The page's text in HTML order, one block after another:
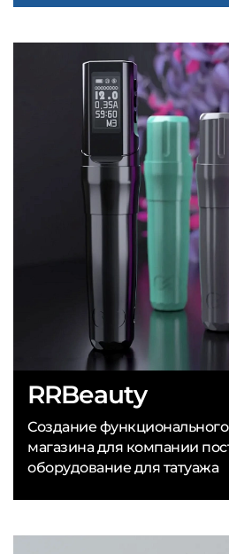
RRBeauty
Создание
магазина для компании
оборудование для татуажа